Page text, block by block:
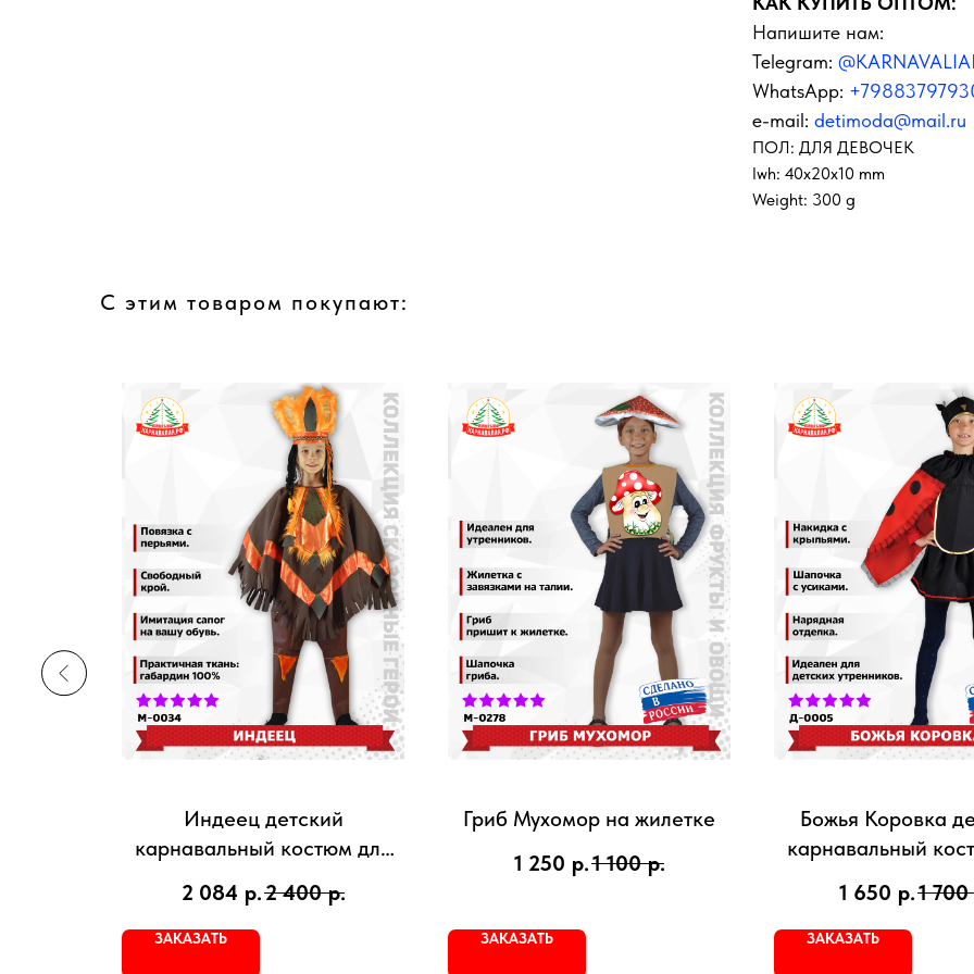
Напишите нам:
Telegram:
WhatsApp:
e-mail: detimoda@mail.ru
ПОЛ: ДЛЯ ДЕВОЧЕК
lwh: 40x20x10 mm
Weight: 300 g
С этим товаром покупают:
Индеец детский
карнавальный костюм для
2 084 р.2 400 р.
ЗАКАЗАТЬ
Гриб Мухомор на жилетке
1 250 р.1 100 р.
ЗАКАЗАТЬ
Божья Коровка
карнавальный
девочки
1 650 р.1 700
ЗАКАЗАТЬ